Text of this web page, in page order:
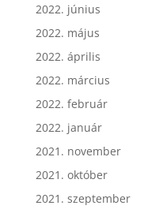
2022. június
2022. május
2022. április
2022. március
2022. február
2022. január
2021. november
2021. október
2021. szeptember